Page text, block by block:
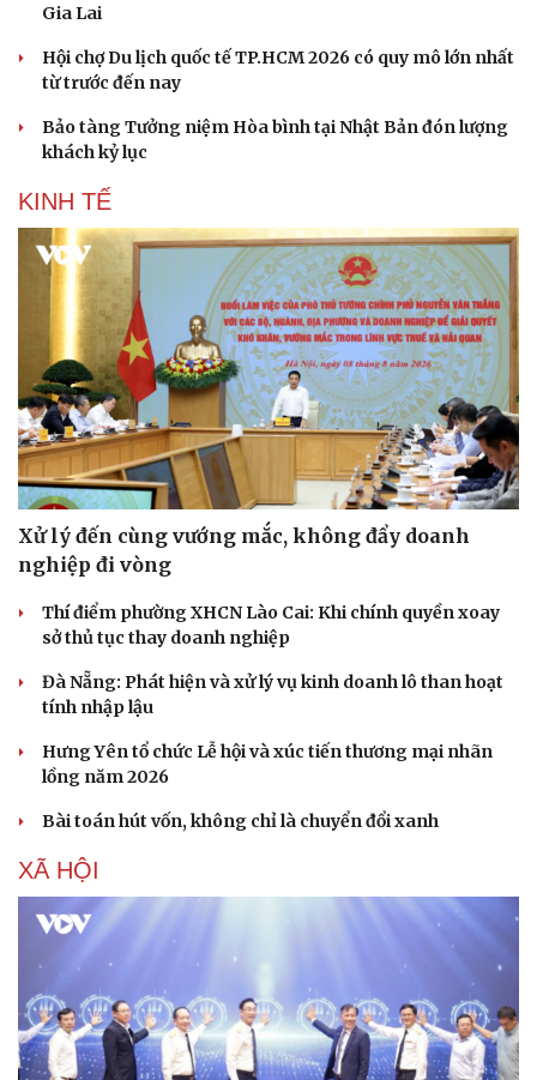
Văn hóa
Sân khấu - Điện ảnh
Văn học
Di sản
Nghệ sĩ
Thời trang
Gia Lai
Hội chợ Du lịch quốc tế TP.HCM 2026 có quy mô lớn nhất
từ trước đến nay
Bảo tàng Tưởng niệm Hòa bình tại Nhật Bản đón lượng
khách kỷ lục
KINH TẾ
Xử lý đến cùng vướng mắc, không đẩy doanh
nghiệp đi vòng
Thí điểm phường XHCN Lào Cai: Khi chính quyền xoay
sở thủ tục thay doanh nghiệp
Đà Nẵng: Phát hiện và xử lý vụ kinh doanh lô than hoạt
tính nhập lậu
Hưng Yên tổ chức Lễ hội và xúc tiến thương mại nhãn
lồng năm 2026
Bài toán hút vốn, không chỉ là chuyển đổi xanh
XÃ HỘI